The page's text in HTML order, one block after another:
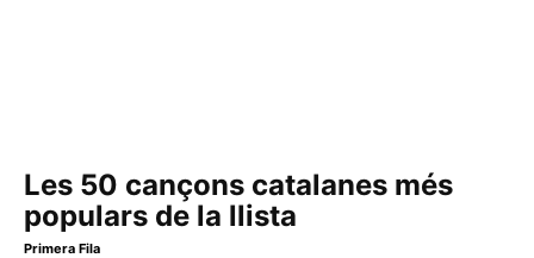
Les 50 cançons catalanes més
populars de la llista
Primera Fila